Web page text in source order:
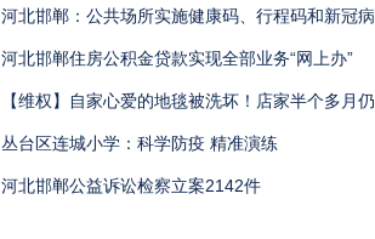
河北邯郸：公共场所实施健康码、行程码和新冠病
河北邯郸住房公积金贷款实现全部业务“网上办”
【维权】自家心爱的地毯被洗坏！店家半个多月仍
丛台区连城小学：科学防疫 精准演练
河北邯郸公益诉讼检察立案2142件